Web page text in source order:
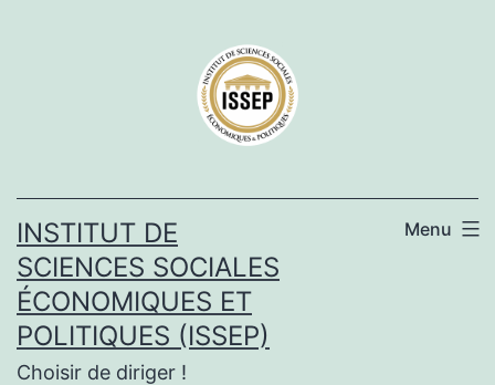
INSTITUT DE
SCIENCES SOCIALES
ÉCONOMIQUES ET
POLITIQUES (ISSEP)
Choisir de diriger !
Menu